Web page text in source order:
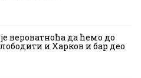
вероватноћа да ћемо до
и Харков и бар део